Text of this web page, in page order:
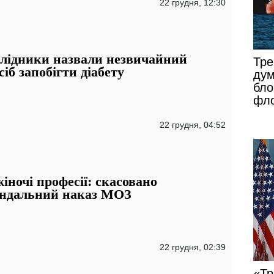
22 грудня, 12:30
назвали незвичайний
запобігти діабету
22 грудня, 04:52
професії: скасовано
наказ МОЗ
22 грудня, 02:39